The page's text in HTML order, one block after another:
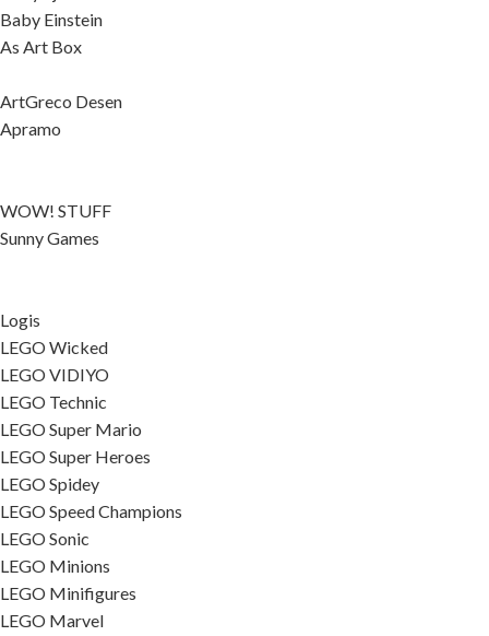
Baby Einstein
As Art Box
ArtGreco Desen
Apramo
WOW! STUFF
Sunny Games
Logis
LEGO Wicked
LEGO VIDIYO
LEGO Technic
LEGO Super Mario
LEGO Super Heroes
LEGO Spidey
LEGO Speed Champions
LEGO Sonic
LEGO Minions
LEGO Minifigures
LEGO Marvel